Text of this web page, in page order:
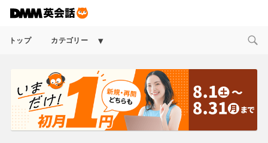
トップ カテゴリー
Expand